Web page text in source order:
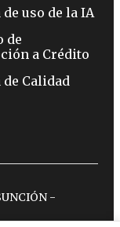
uso de la IA
de
a Crédito
Calidad
-